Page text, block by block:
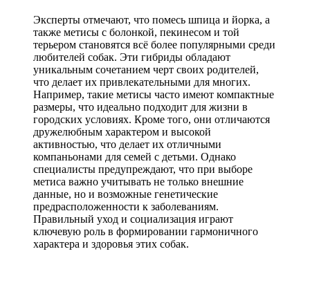
Эксперты отмечают, что помесь шпица и йорка, а
также метисы с болонкой, пекинесом и той
терьером становятся всё более популярными среди
любителей собак. Эти гибриды обладают
уникальным сочетанием черт своих родителей,
что делает их привлекательными для многих.
Например, такие метисы часто имеют компактные
размеры, что идеально подходит для жизни в
городских условиях. Кроме того, они отличаются
дружелюбным характером и высокой
активностью, что делает их отличными
компаньонами для семей с детьми. Однако
специалисты предупреждают, что при выборе
метиса важно учитывать не только внешние
данные, но и возможные генетические
предрасположенности к заболеваниям.
Правильный уход и социализация играют
ключевую роль в формировании гармоничного
характера и здоровья этих собак.